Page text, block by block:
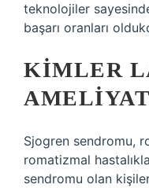
teknolojiler
başarı oranları
KIMLER
Sjogren sendromu,
romatizmal
sendromu olan